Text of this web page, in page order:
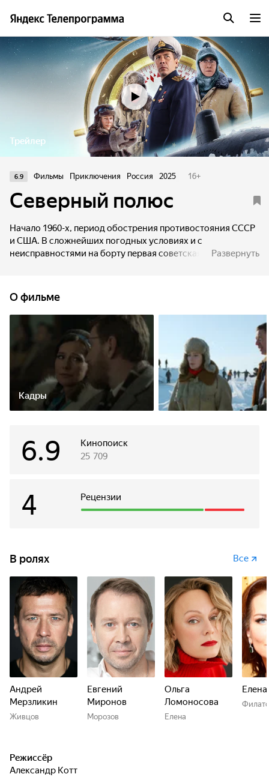
Трейлер
6.9 Фильмы Приключения Россия 2025 16+
Северный полюс
Начало 1960-х, период обострения противостояния СССР
и США. В сложнейших погодных условиях и с
неисправностями на борту первая советская атомная
на Северном полюсе.
Развернуть
О фильме
Кадры
Кинопоиск
6.9 25 709
Рецензии
4
В ролях Все
Андрей
Мерзликин
Живцов
Евгений
Миронов
Морозов
Ольга
Ломоносова
Елена
Режиссёр
Александр Котт